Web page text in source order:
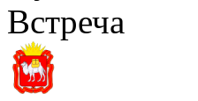
Встреча